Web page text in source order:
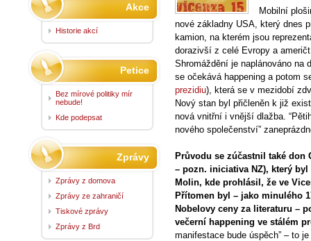
Mobilní
nové základny USA, který dnes
kamion, na kterém jsou
dorazivší z celé Evropy a
Shromáždění je naplánováno na
se očekává happening a potom
prezidiu), která se v mezidobí
Nový stan byl přičleněn k již
nová vnitřní i vnější dlažba.
nového společenství”
Průvodu se zúčastnil také don
– pozn. iniciativa NZ), který
Molin, kde prohlásil, že ve
Přítomen byl – jako minulého
Nobelovy ceny za literaturu –
večerní happening ve stálém
manifestace bude úspěch” – to
Akce
Historie akcí
Petice
Bez mírové politiky mír
nebude!
Kde podepsat
Zprávy
Zprávy z domova
Zprávy ze zahraničí
Tiskové zprávy
Zprávy z Brd